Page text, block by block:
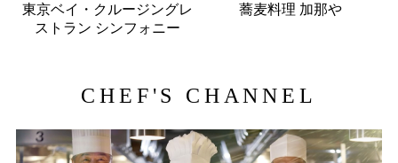
東京ベイ・クルージングレ
ストラン シンフォニー
蕎麦料理 加那や
CHEF'S CHANNEL